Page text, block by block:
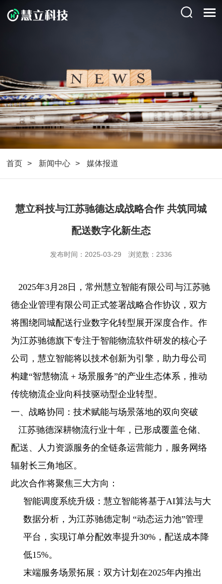
首页 新闻中心 媒体报道
慧立科技与江苏驰德达成战略合作 共筑同城
配送数字化新生态
发布时间：2025-03-29 浏览数：2336
2025年3月28日，常州慧立智能有限公司与江苏驰
德企业管理有限公司正式签署战略合作协议，双方
将围绕同城配送行业数字化转型展开深度合作。作
为江苏驰德旗下专注于智能物流软件研发的核心子
公司，慧立智能将以技术创新为引擎，助力母公司
构建“智慧物流 + 场景服务”的产业生态体系，推动
传统物流企业向科技驱动型企业转型。
一、战略协同：技术赋能与场景落地的双向突破
江苏驰德深耕物流行业十年，已形成覆盖仓储、
配送、人力资源服务的全链条运营能力，服务网络
辐射长三角地区。
此次合作将聚焦三大方向：
智能调度系统升级 ：慧立智能将基于AI算法与大
数据分析，为江苏驰德定制 “动态运力池”管理
平台，实现订单分配效率提升30%，配送成本降
低15%。
末端服务场景拓展 ：双方计划在2025年内推出